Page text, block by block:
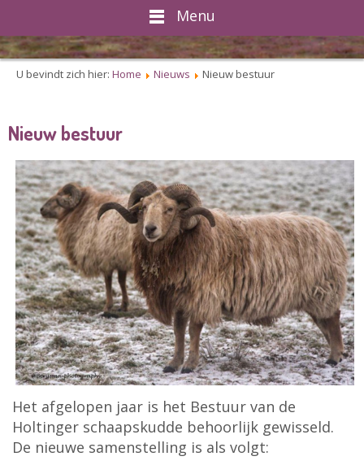
Menu
U bevindt zich hier: Home Nieuws Nieuw bestuur
Nieuw bestuur
Het afgelopen jaar is het Bestuur van de
Holtinger schaapskudde behoorlijk gewisseld.
De nieuwe samenstelling is als volgt: